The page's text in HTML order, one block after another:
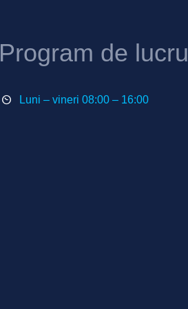
Program de lucru
Luni – vineri 08:00 – 16:00